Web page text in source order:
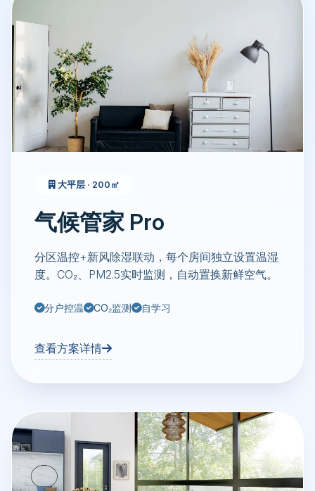
大平层 · 200㎡
气候管家 Pro
分区温控+新风除湿联动，每个房间独立设置温湿
度。CO₂、PM2.5实时监测，自动置换新鲜空气。
分户控温 CO₂监测 自学习
查看方案详情